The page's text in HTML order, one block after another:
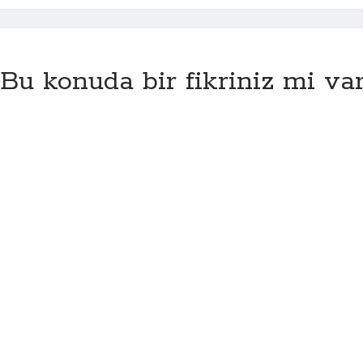
Bu konuda bir fikriniz mi